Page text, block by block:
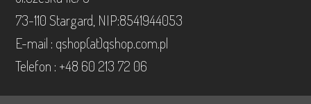
73-110 Stargard, NIP:8541944053
E-mail : qshop(at)qshop.com.pl
Telefon : +48 60 213 72 06